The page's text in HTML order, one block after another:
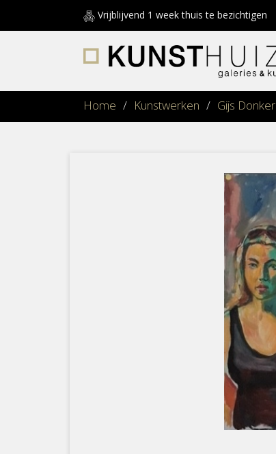
Vrijblijvend 1 week thuis te bezichtigen
Home / Kunstwerken / Gijs Donker